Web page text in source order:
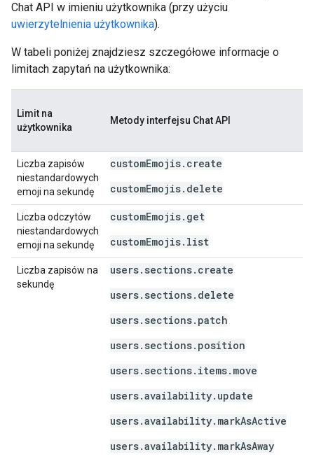
Chat API w imieniu użytkownika (przy użyciu
uwierzytelnienia użytkownika).
W tabeli poniżej znajdziesz szczegółowe informacje o
limitach zapytań na użytkownika:
Limit na
użytkownika
Metody interfejsu Chat API
Liczba zapisów
niestandardowych
emoji na sekundę
customEmojis.create
customEmojis.delete
Liczba odczytów
niestandardowych
emoji na sekundę
customEmojis.get
customEmojis.list
Liczba zapisów na
sekundę
users.sections.create
users.sections.delete
users.sections.patch
users.sections.position
users.sections.items.move
users.availability.update
users.availability.markAsActive
users.availability.markAsAway